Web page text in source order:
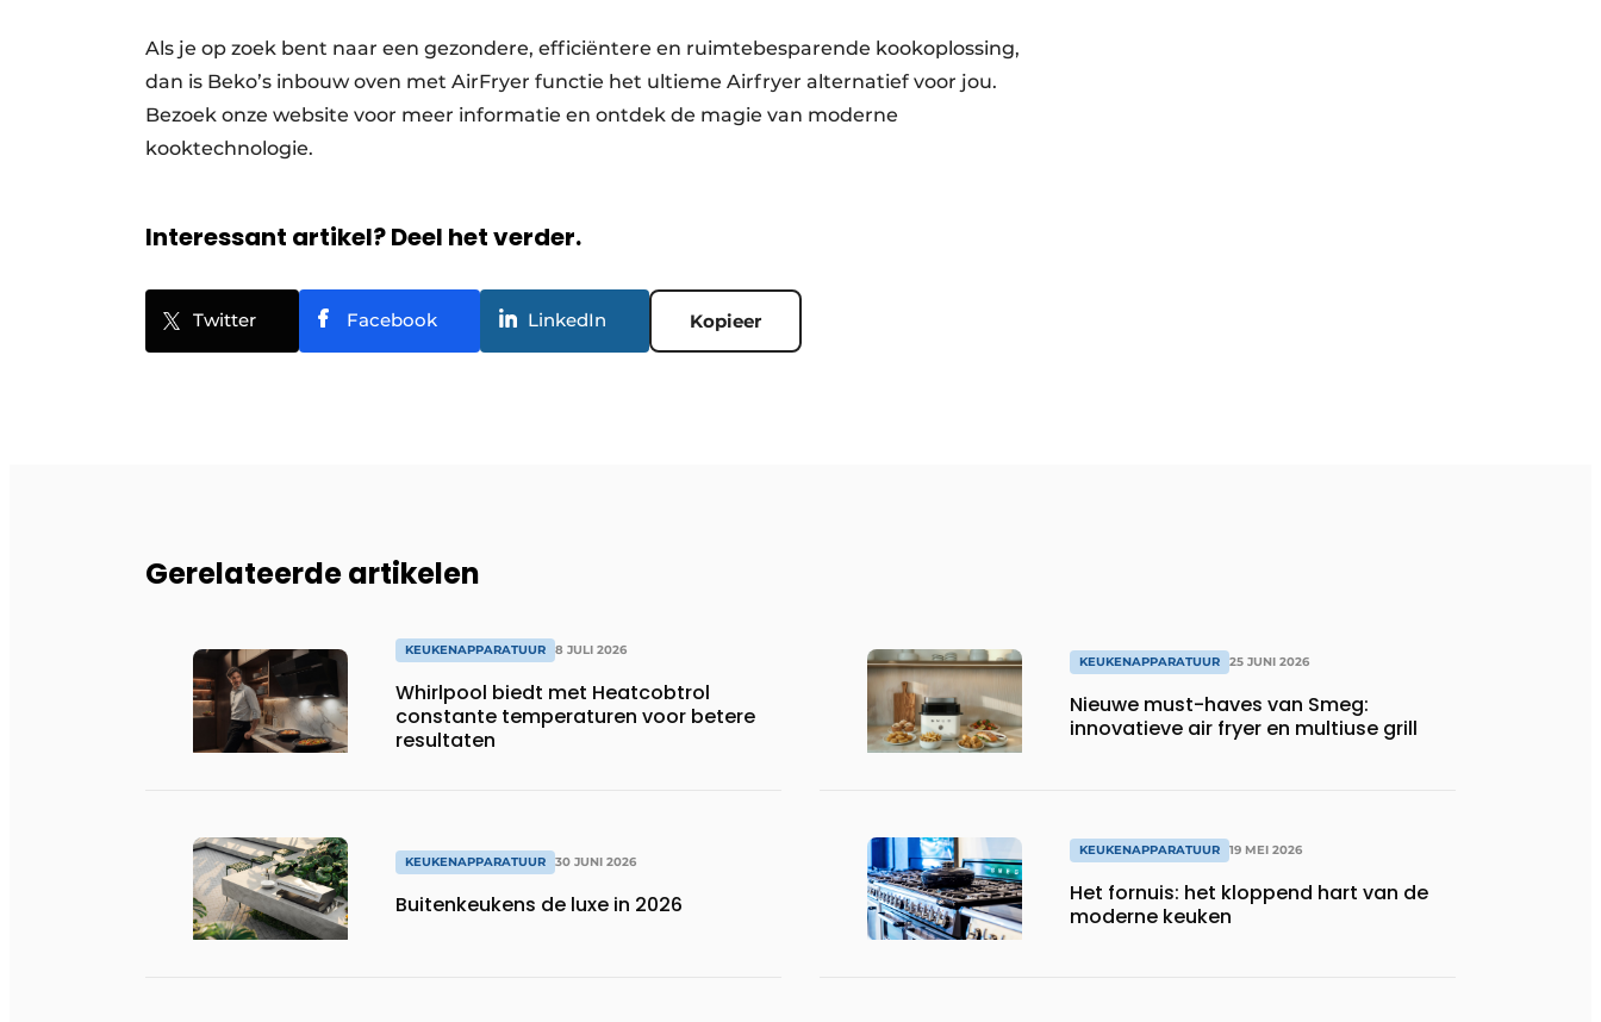
Als je op zoek bent naar een gezondere, efficiëntere en ruimtebesparende kookoplossing,
dan is Beko’s inbouw oven met AirFryer functie het ultieme Airfryer alternatief voor jou.
Bezoek onze website voor meer informatie en ontdek de magie van moderne
kooktechnologie.
Interessant artikel? Deel het verder.
Twitter Facebook LinkedIn Kopieer
Gerelateerde artikelen
KEUKENAPPARATUUR 8 JULI 2026
Whirlpool biedt met Heatcobtrol
constante temperaturen voor betere
resultaten
KEUKENAPPARATUUR 30 JUNI 2026
Buitenkeukens de luxe in 2026
KEUKENAPPARATUUR 25 JUNI 2026
Nieuwe must-haves van Smeg:
innovatieve air fryer en multiuse grill
KEUKENAPPARATUUR 19 MEI 2026
Het fornuis: het kloppend hart van de
moderne keuken